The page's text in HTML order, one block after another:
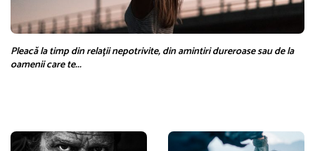
Pleacă la timp din relații nepotrivite, din amintiri dureroase sau de la
oamenii care te...